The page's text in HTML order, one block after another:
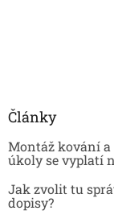
Články
Montáž kování
úkoly se vyplatí
Jak zvolit tu
dopisy?